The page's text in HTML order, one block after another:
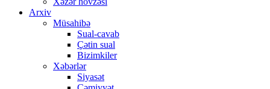
Arxiv
Müsahibə
Sual-cavab
Çətin sual
Bizimkiler
Xəbərlər
Siyasət